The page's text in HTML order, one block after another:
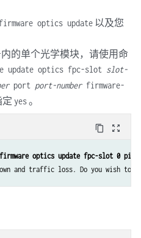
JUNIPER-FINISAR
AVAGO              AFBR-
JUNIPER-1A3        1A3Q1A
CIENA              176-3530-
FINISAR CORP       FTL410QE4C-
JUNIPER-2E1        740-131169
optics update 以及您
的单个光学模块，请使用命
update optics fpc-slot slot-
port port-numberfirmware-
定yes 。
content_copy zoom_out_map
firmware optics update fpc-slot 0
and traffic loss. Do you wish to